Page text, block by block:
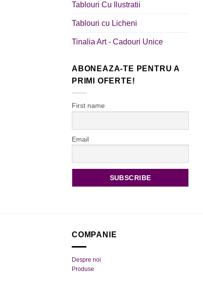
Tablouri Cu Ilustratii
Tablouri cu Licheni
Tinalia Art - Cadouri Unice
ABONEAZA-TE PENTRU A
PRIMI OFERTE!
First name
Email
COMPANIE
Despre noi
Produse